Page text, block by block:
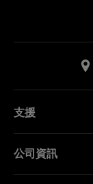
支援
公司資訊